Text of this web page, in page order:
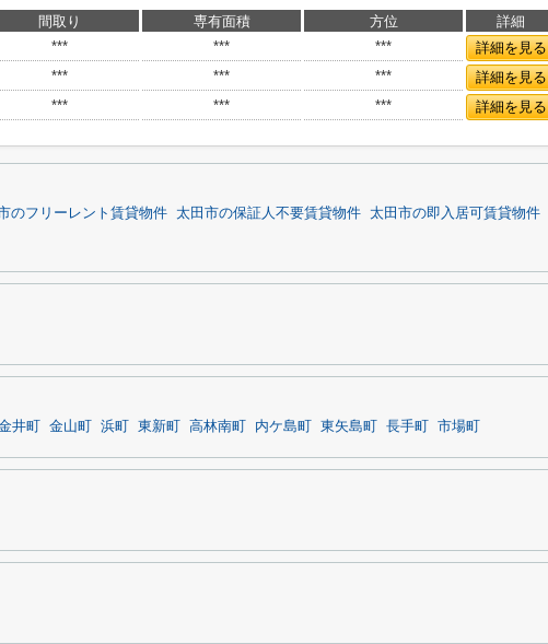
間取り 専有面積 方位
詳細
*** *** ***
詳細を見る
*** *** ***
詳細を見る
*** *** *** 詳細を見る
のフリーレント賃貸物件 太田市の保証人不要賃貸物件 太田市の即入居可賃貸物件
井町 金山町 浜町 東新町 高林南町 内ケ島町 東矢島町 長手町 市場町